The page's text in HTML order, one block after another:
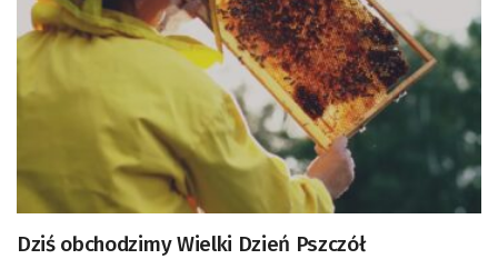
Dziś obchodzimy Wielki Dzień Pszczół